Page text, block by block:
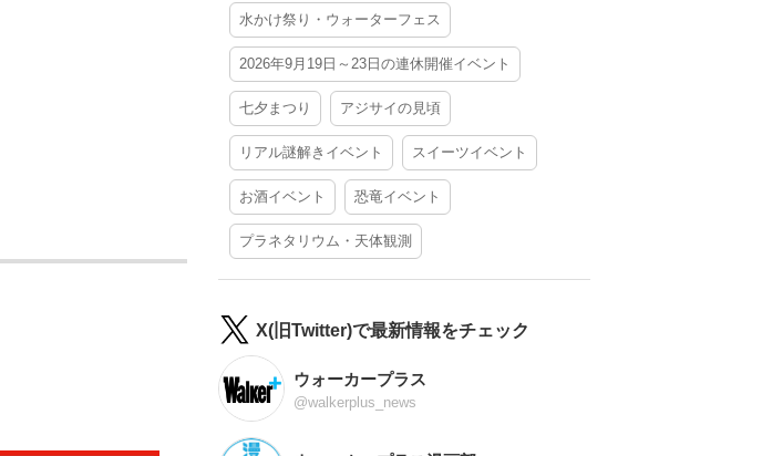
水かけ祭り・ウォーターフェス
2026年9月19日～23日の連休開催イベント
七夕まつり アジサイの見頃
リアル謎解きイベント スイーツイベント
お酒イベント 恐竜イベント
プラネタリウム・天体観測
X(旧Twitter)で最新情報をチェック
ウォーカープラス
@walkerplus_news